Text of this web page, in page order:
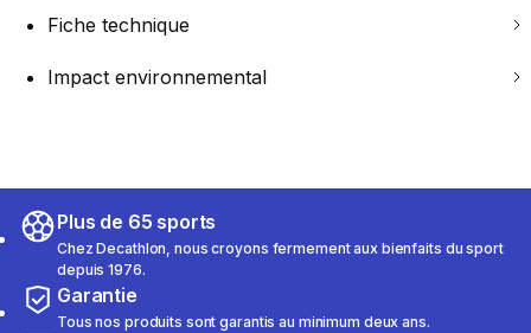
Fiche technique
Impact environnemental
Plus de 65 sports
Chez Decathlon, nous croyons fermement aux bienfaits du sport
depuis 1976.
Garantie
Tous nos produits sont garantis au minimum deux ans.